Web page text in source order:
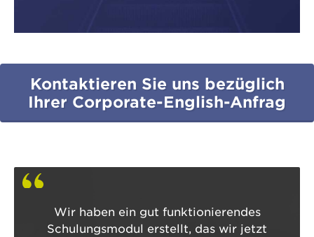
Kontaktieren Sie uns bezüglich
Ihrer Corporate-English-Anfrag
Wir haben ein gut funktionierendes
Schulungsmodul erstellt, das wir jetzt